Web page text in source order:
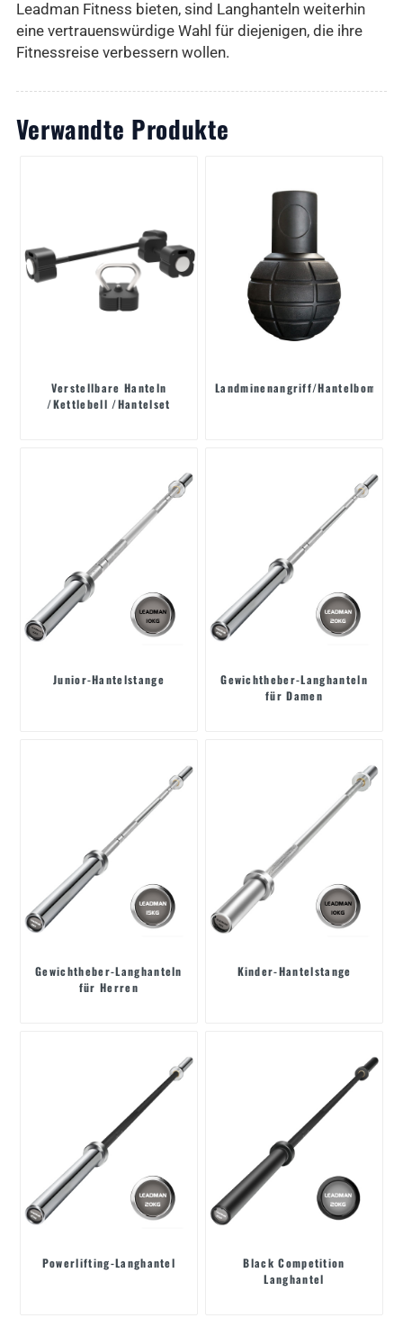
Leadman Fitness bieten, sind Langhanteln weiterhin
eine vertrauenswürdige Wahl für diejenigen, die ihre
Fitnessreise verbessern wollen.
Verwandte Produkte
Verstellbare Hanteln
/Kettlebell /Hantelset
Landminenangriff/Hantelbombe
Junior-Hantelstange
Gewichtheber-Langhanteln
für Damen
Gewichtheber-Langhanteln
für Herren
Kinder-Hantelstange
Powerlifting-Langhantel
Black Competition
Langhantel